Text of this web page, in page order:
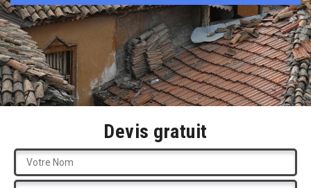
Devis gratuit